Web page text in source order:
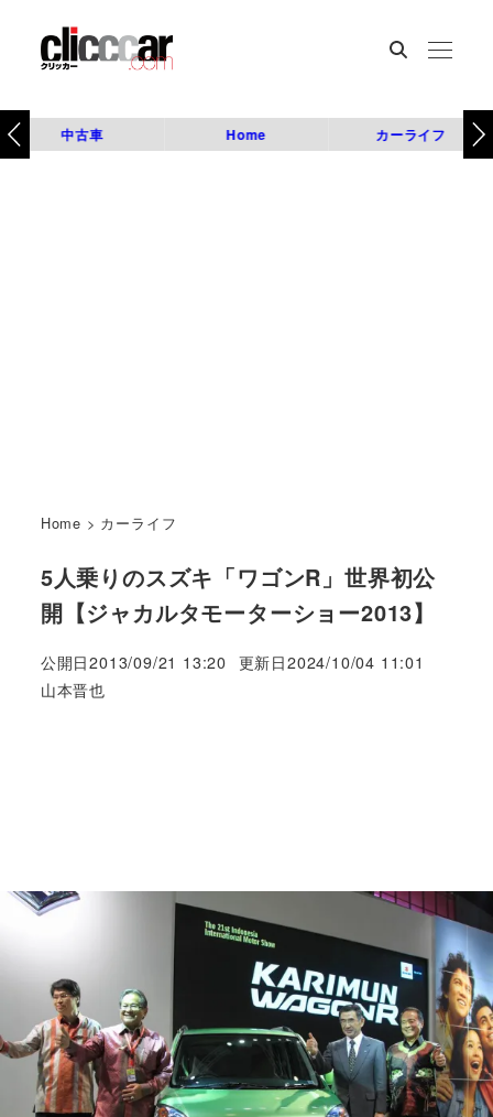
中古車 Home カーライフ
Home > カーライフ
5人乗りのスズキ「ワゴンR」世界初公
開【ジャカルタモーターショー2013】
公開日2013/09/21 13:20 更新日2024/10/04 11:01
著
山本晋也